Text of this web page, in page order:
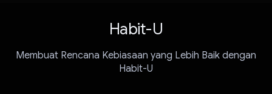
Habit-U
Membuat Rencana Kebiasaan yang Lebih Baik dengan
Habit-U